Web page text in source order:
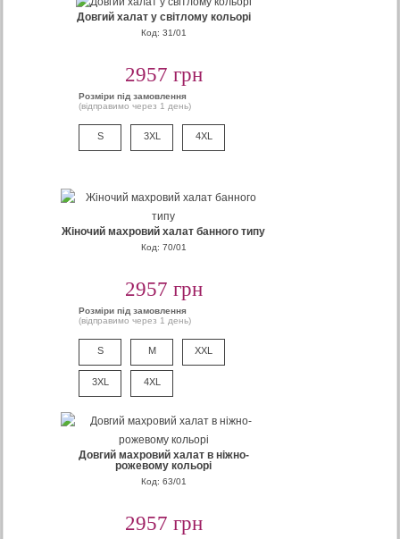
Довгий халат у світлому кольорі
Код: 31/01
2957 грн
Розміри під замовлення
(відправимо через 1 день)
S 3XL 4XL
Жіночий махровий халат банного типу
Код: 70/01
2957 грн
Розміри під замовлення
(відправимо через 1 день)
S M XXL
3XL 4XL
Довгий махровий халат в ніжно-
рожевому кольорі
Код: 63/01
2957 грн